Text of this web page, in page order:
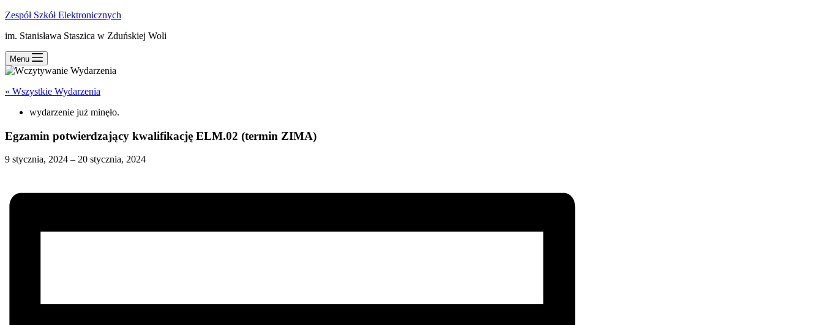
Zespół Szkół Elektronicznych
im. Stanisława Staszica w Zduńskiej Woli
Menu
« Wszystkie Wydarzenia
wydarzenie już minęło.
Egzamin potwierdzający kwalifikację ELM.02 (termin ZIMA)
9 stycznia, 2024 – 20 stycznia, 2024